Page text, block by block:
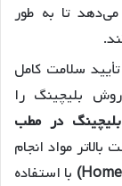
تا به طور
سلامت کامل
بلیچینگ را
بلیچینگ در مطب
مواد انجام
با استفاده